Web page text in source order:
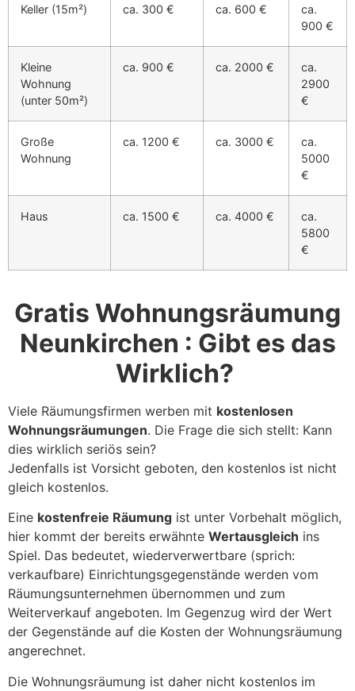
Keller (15m²) ca. 300 € ca. 600 €
ca.
900 €
Kleine
Wohnung
(unter 50m²)
ca. 900 € ca. 2000 €
ca.
2900
€
Große
Wohnung
ca. 1200 € ca. 3000 €
ca.
5000
€
Haus ca. 1500 € ca. 4000 €
ca.
5800
€
Gratis Wohnungsräumung
Neunkirchen : Gibt es das
Wirklich?
Viele Räumungsfirmen werben mit kostenlosen
Wohnungsräumungen. Die Frage die sich stellt: Kann
dies wirklich seriös sein?
Jedenfalls ist Vorsicht geboten, den kostenlos ist nicht
gleich kostenlos.
Eine kostenfreie Räumung ist unter Vorbehalt möglich,
hier kommt der bereits erwähnte Wertausgleich ins
Spiel. Das bedeutet, wiederverwertbare (sprich:
verkaufbare) Einrichtungsgegenstände werden vom
Räumungsunternehmen übernommen und zum
Weiterverkauf angeboten. Im Gegenzug wird der Wert
der Gegenstände auf die Kosten der Wohnungsräumung
angerechnet.
Die Wohnungsräumung ist daher nicht kostenlos im